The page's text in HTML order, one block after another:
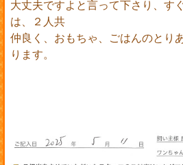
大丈夫ですよと言って下さり、す
は、２人共
仲良く、おもちゃ、ごはんのとり
ります。